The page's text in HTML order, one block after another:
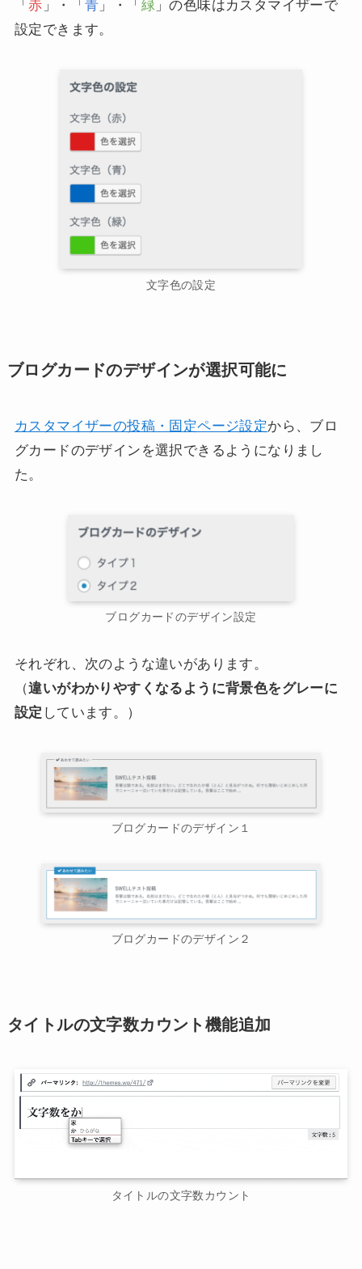
「赤 」・「 青 」・「 緑 」の色味はカスタマイザーで
設定できます。
文字色の設定
ブログカードのデザインが選択可能に
カスタマイザーの投稿・固定ページ設定から、ブロ
グカードのデザインを選択できるようになりまし
た。
ブログカードのデザイン設定
それぞれ、次のような違いがあります。
（違いがわかりやすくなるように背景色をグレーに
設定 しています。）
ブログカードのデザイン１
ブログカードのデザイン２
タイトルの文字数カウント機能追加
タイトルの文字数カウント